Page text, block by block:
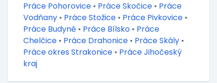
Práce Pohorovice • Práce Skočice • Práce
Vodňany • Práce Stožice • Práce Pivkovice •
Práce Budyně • Práce Bílsko • Práce
Chelčice • Práce Drahonice • Práce Skály •
Práce okres Strakonice • Práce Jihočeský
kraj